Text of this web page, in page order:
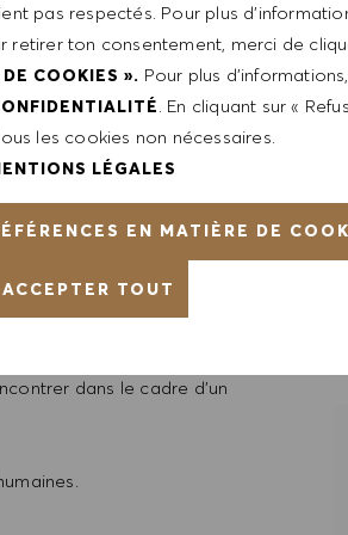
pas respectés. Pour plus
retirer ton consentement, merci de
COOKIES ». Pour plus
. En cliquant sur «
les cookies non nécessaires.
LÉGALES
EN MATIÈRE DE
ACCEPTER TOUT
de rémunération
du monde dans son ensemble.
Nous sommes attachés à
de travail équitable
en rentrant dans le
dans le cadre d'un